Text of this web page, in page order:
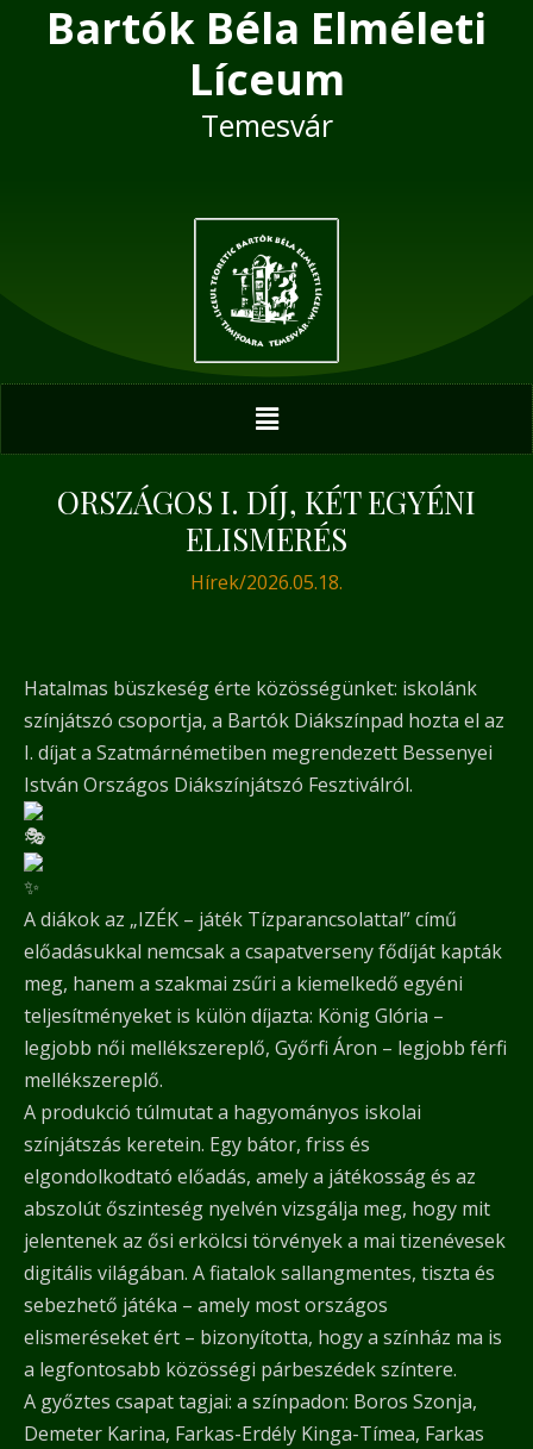
Bartók Béla Elméleti
Líceum
Temesvár
Menu
ORSZÁGOS I. DÍJ, KÉT EGYÉNI
ELISMERÉS
Hírek/2026.05.18.
Hatalmas büszkeség érte közösségünket: iskolánk
színjátszó csoportja, a Bartók Diákszínpad hozta el az
I. díjat a Szatmárnémetiben megrendezett Bessenyei
István Országos Diákszínjátszó Fesztiválról.
A diákok az „IZÉK – játék Tízparancsolattal” című
előadásukkal nemcsak a csapatverseny fődíját kapták
meg, hanem a szakmai zsűri a kiemelkedő egyéni
teljesítményeket is külön díjazta: König Glória –
legjobb női mellékszereplő, Győrfi Áron – legjobb férfi
mellékszereplő.
A produkció túlmutat a hagyományos iskolai
színjátszás keretein. Egy bátor, friss és
elgondolkodtató előadás, amely a játékosság és az
abszolút őszinteség nyelvén vizsgálja meg, hogy mit
jelentenek az ősi erkölcsi törvények a mai tizenévesek
digitális világában. A fiatalok sallangmentes, tiszta és
sebezhető játéka – amely most országos
elismeréseket ért – bizonyította, hogy a színház ma is
a legfontosabb közösségi párbeszédek színtere.
A győztes csapat tagjai: a színpadon: Boros Szonja,
Demeter Karina, Farkas-Erdély Kinga-Tímea, Farkas
Post
navigation